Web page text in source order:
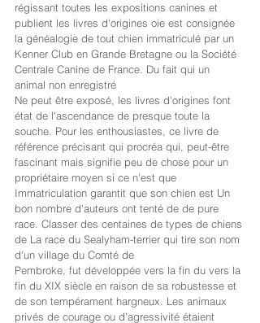
régissant toutes les expositions canines et
publient les livres d'origines oie est consignée
la généalogie de tout chien immatriculé par un
Kenner Club en Grande Bretagne ou la Société
Centrale Canine de France. Du fait qui un
animal non enregistré
Ne peut être exposé, les livres d'origines font
état de l'ascendance de presque toute la
souche. Pour les enthousiastes, ce livre de
référence précisant qui procréa qui, peut-être
fascinant mais signifie peu de chose pour un
propriétaire moyen si ce n'est que
Immatriculation garantit que son chien est Un
bon nombre d'auteurs ont tenté de de pure
race. Classer des centaines de types de chiens
de La race du Sealyham-terrier qui tire son nom
d'un village du Comté de
Pembroke, fut développée vers la fin du vers la
fin du XIX siècle en raison de sa robustesse et
de son tempérament hargneux. Les animaux
privés de courage ou d'agressivité étaient